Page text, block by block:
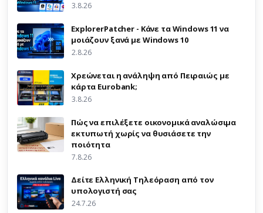
3.8.26
ExplorerPatcher - Κάνε τα Windows 11 να
μοιάζουν ξανά με Windows 10
2.8.26
Χρεώνεται η ανάληψη από Πειραιώς με
κάρτα Eurobank;
3.8.26
Πώς να επιλέξετε οικονομικά αναλώσιμα
εκτυπωτή χωρίς να θυσιάσετε την
ποιότητα
7.8.26
Δείτε Ελληνική Τηλεόραση από τον
υπολογιστή σας
24.7.26